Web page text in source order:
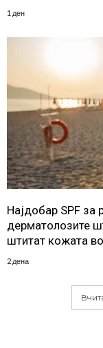
1 ден
Најдобар SPF за
дерматолозите
штитат кожата
2 дена